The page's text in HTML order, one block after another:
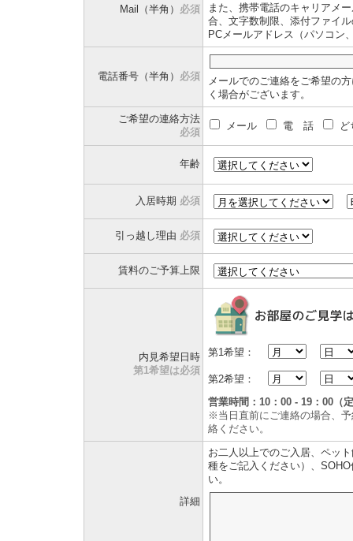
Mail（半角） 必須
また、携帯電話のキャリアメ
合、文字数制限、添付ファイ
PCメールアドレス（パソコン
電話番号（半角） 必須
メールでのご連絡をご希望の
く場合がございます。
ご希望の連絡方法
必須
メール 電 話 ど
年齢
入居時期 必須
引っ越し理由 必須
賃料のご予算上限
内見希望日時
第1希望は必須
第1希望：
第2希望：
営業時間：10：00 - 19：00（
※当日直前にご連絡の場合、
絡ください。
詳細
お二人以上でのご入居、ペッ
種をご記入ください）、
い。